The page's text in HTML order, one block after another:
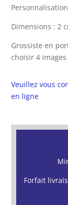
Dimensions : 2
Grossiste en
choisir 4
Veuillez vous
en ligne
Forfait